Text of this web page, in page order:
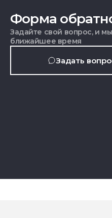
Форма
Задайте свой вопрос, и
ближайшее время
Задать